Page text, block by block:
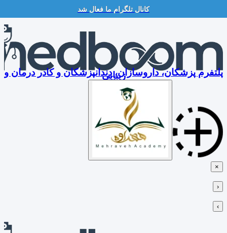
کانال تلگرام ما فعال شد
Skip
content
پلتفرم پزشکان، داروسازان، دندانپزشکان و کادر درمان و
زیبایی
×
‹
›